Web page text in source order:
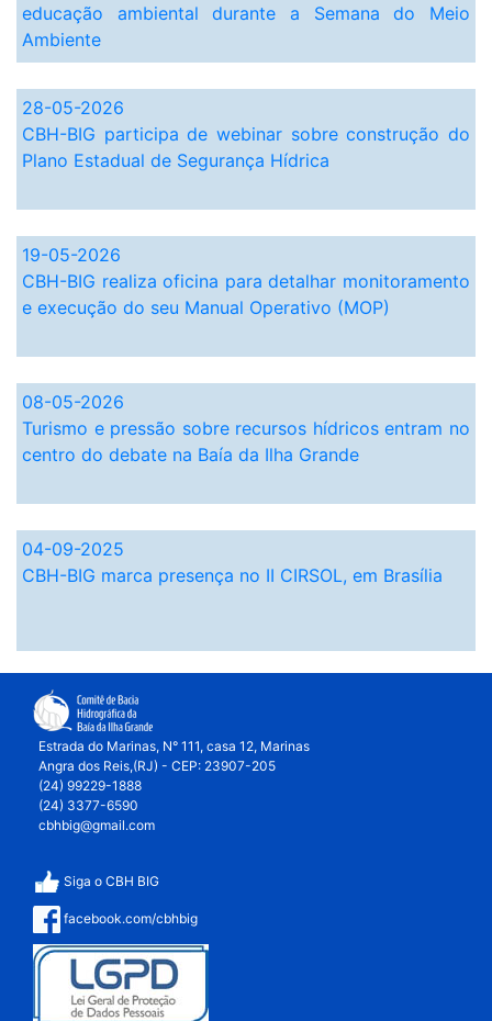
educação ambiental durante a Semana do Meio
Ambiente
28-05-2026
CBH-BIG participa de webinar sobre construção do
Plano Estadual de Segurança Hídrica
19-05-2026
CBH-BIG realiza oficina para detalhar monitoramento
e execução do seu Manual Operativo (MOP)
08-05-2026
Turismo e pressão sobre recursos hídricos entram no
centro do debate na Baía da Ilha Grande
04-09-2025
CBH-BIG marca presença no II CIRSOL, em Brasília
Mostrar mais notícias
Estrada do Marinas, N° 111, casa 12, Marinas
Angra dos Reis,(RJ) - CEP: 23907-205
(24) 99229-1888
(24) 3377-6590
cbhbig@gmail.com
Siga o CBH BIG
facebook.com/cbhbig